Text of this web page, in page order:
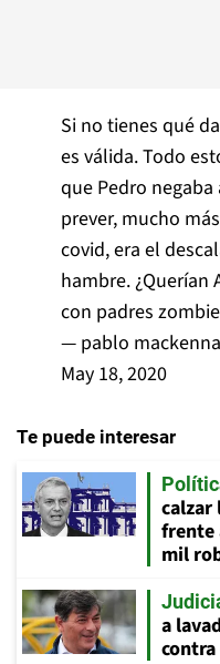
Si no tienes qué
es válida. Todo
que Pedro negaba
prever, mucho
covid, era el
hambre. ¿Querían
con padres
— pablo
May 18, 2020
Te puede interesar
calzar
frente
mil
a
contra